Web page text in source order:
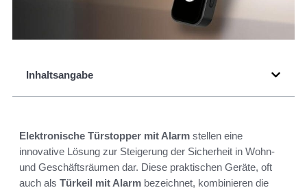
Inhaltsangabe
Elektronische Türstopper mit Alarm stellen eine
innovative Lösung zur Steigerung der Sicherheit in Wohn-
und Geschäftsräumen dar. Diese praktischen Geräte, oft
auch als Türkeil mit Alarm bezeichnet, kombinieren die